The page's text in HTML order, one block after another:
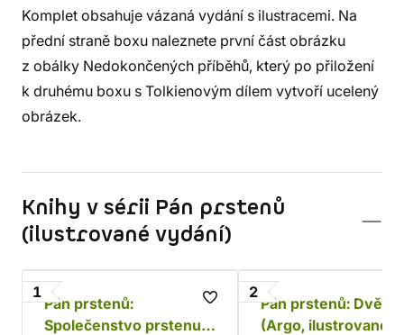
Komplet obsahuje vázaná vydání s ilustracemi. Na
přední straně boxu naleznete první část obrázku
z obálky Nedokončených příběhů, který po přiložení
k druhému boxu s Tolkienovým dílem vytvoří ucelený
obrázek.
Knihy v sérii Pán prstenů
(ilustrované vydání)
1
Pán prstenů:
Společenstvo prstenu
2
Pán prstenů: Dvě
(Argo, ilustrované